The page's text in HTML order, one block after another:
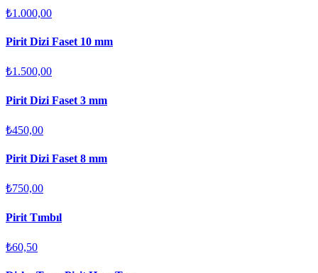
₺1.000,00
Pirit Dizi Faset 10 mm
₺1.500,00
Pirit Dizi Faset 3 mm
₺450,00
Pirit Dizi Faset 8 mm
₺750,00
Pirit Tımbıl
₺60,50